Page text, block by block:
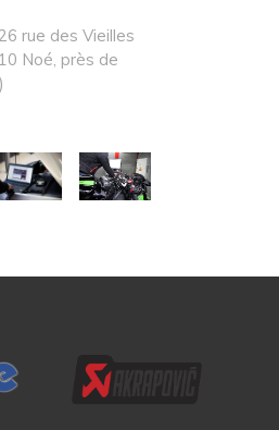
rue des Vieilles
Noé, près de